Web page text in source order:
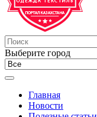
Выберите город
Главная
Новости